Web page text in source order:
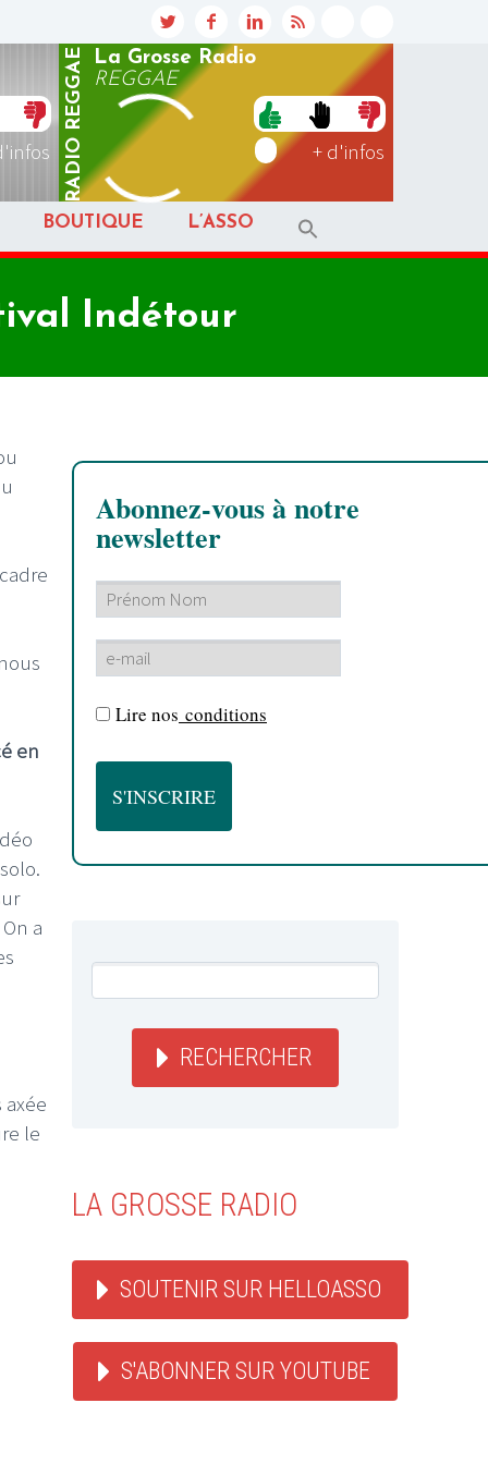
RADIO
REGGAE
La Grosse Radio
REGGAE
+ d'infos
BOUTIQUE L’ASSO
Indétour
en
a
le
Abonnez-vous à notre
newsletter
Lire nos conditions
RECHERCHER
LA GROSSE RADIO
SOUTENIR SUR HELLOASSO
S'ABONNER SUR YOUTUBE